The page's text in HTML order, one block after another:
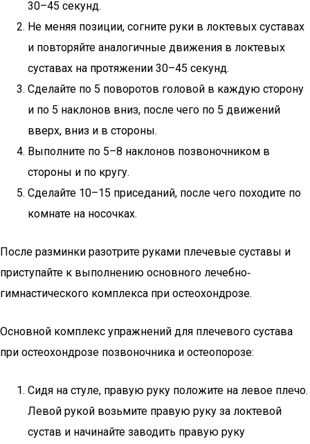
30–45 секунд.
Не меняя позиции, согните руки в локтевых суставах
и повторяйте аналогичные движения в локтевых
суставах на протяжении 30–45 секунд.
Сделайте по 5 поворотов головой в каждую сторону
и по 5 наклонов вниз, после чего по 5 движений
вверх, вниз и в стороны.
Выполните по 5–8 наклонов позвоночником в
стороны и по кругу.
Сделайте 10–15 приседаний, после чего походите по
комнате на носочках.
После разминки разотрите руками плечевые суставы и
приступайте к выполнению основного лечебно‐
гимнастического комплекса при остеохондрозе.
Основной комплекс упражнений для плечевого сустава
при остеохондрозе позвоночника и остеопорозе:
Сидя на стуле, правую руку положите на левое плечо.
Левой рукой возьмите правую руку за локтевой
сустав и начинайте заводить правую руку